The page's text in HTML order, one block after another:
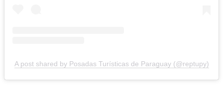
A post shared by Posadas Turísticas de Paraguay (@reptupy)